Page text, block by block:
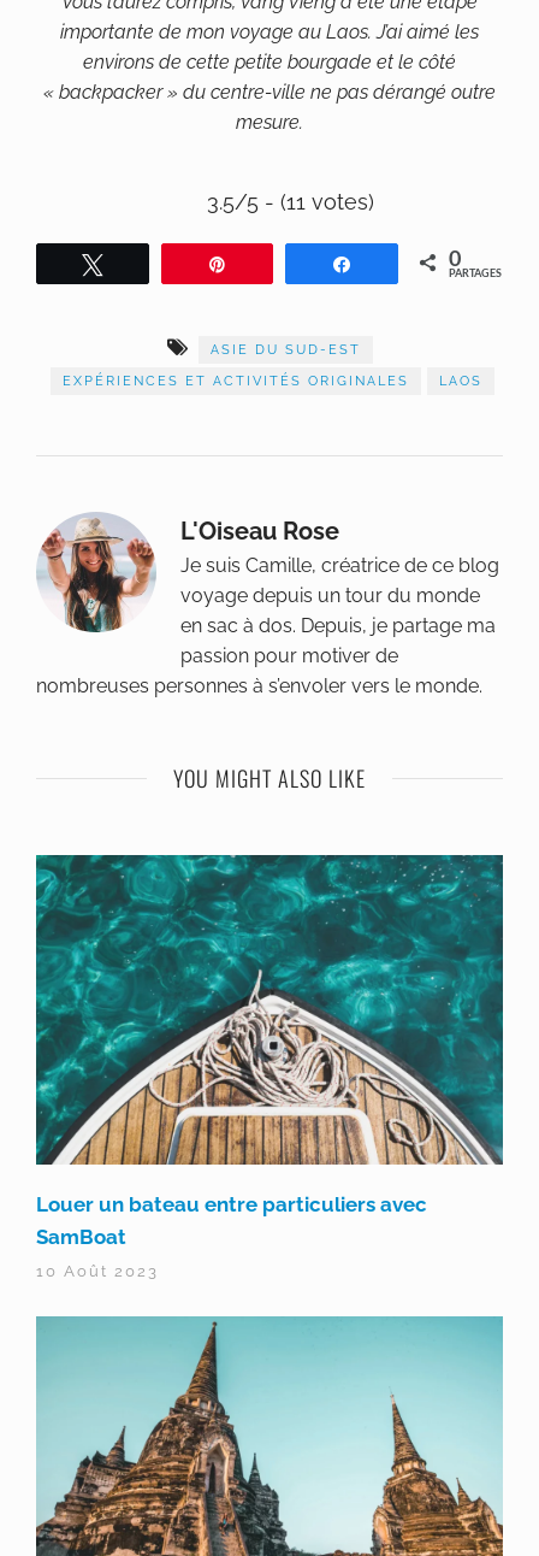
importante de mon voyage au Laos. J’ai aimé les
environs de cette petite bourgade et le côté
« backpacker » du centre-ville ne pas dérangé outre
mesure.
3.5/5 - (11 votes)
Partagez 0
PARTAGES
ASIE DU SUD-EST
EXPÉRIENCES ET ACTIVITÉS ORIGINALES
LAOS
L'Oiseau Rose
Je suis Camille, créatrice de ce blog
voyage depuis un tour du monde
en sac à dos. Depuis, je partage ma
passion pour motiver de
nombreuses personnes à s’envoler vers le monde.
YOU MIGHT ALSO LIKE
Louer un bateau entre particuliers avec
SamBoat
10 Août 2023